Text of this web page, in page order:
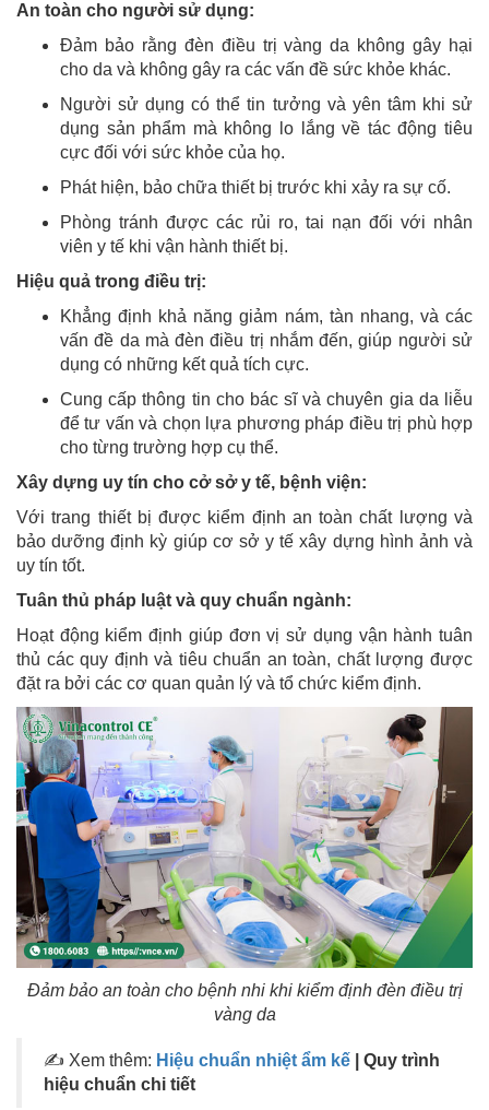
An toàn cho người sử dụng:
Đảm bảo rằng đèn điều trị vàng da không gây hại
cho da và không gây ra các vấn đề sức khỏe khác.
Người sử dụng có thể tin tưởng và yên tâm khi sử
dụng sản phẩm mà không lo lắng về tác động tiêu
cực đối với sức khỏe của họ.
Phát hiện, bảo chữa thiết bị trước khi xảy ra sự cố.
Phòng tránh được các rủi ro, tai nạn đối với nhân
viên y tế khi vận hành thiết bị.
Hiệu quả trong điều trị:
Khẳng định khả năng giảm nám, tàn nhang, và các
vấn đề da mà đèn điều trị nhắm đến, giúp người sử
dụng có những kết quả tích cực.
Cung cấp thông tin cho bác sĩ và chuyên gia da liễu
để tư vấn và chọn lựa phương pháp điều trị phù hợp
cho từng trường hợp cụ thể.
Xây dựng uy tín cho cở sở y tế, bệnh viện:
Với trang thiết bị được kiểm định an toàn chất lượng và
bảo dưỡng định kỳ giúp cơ sở y tế xây dựng hình ảnh và
uy tín tốt.
Tuân thủ pháp luật và quy chuẩn ngành:
Hoạt động kiểm định giúp đơn vị sử dụng vận hành tuân
thủ các quy định và tiêu chuẩn an toàn, chất lượng được
đặt ra bởi các cơ quan quản lý và tổ chức kiểm định.
Đảm bảo an toàn cho bệnh nhi khi kiểm định đèn điều trị
vàng da
✍ Xem thêm: Hiệu chuẩn nhiệt ẩm kế
| Quy trình
hiệu chuẩn chi tiết